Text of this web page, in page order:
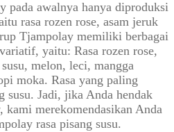
pada awalnya hanya diproduksi
rasa rozen rose, asam jeruk
Tjampolay memiliki berbagai
yaitu: Rasa rozen rose,
melon, leci, mangga
moka. Rasa yang paling
susu. Jadi, jika Anda hendak
merekomendasikan Anda
rasa pisang susu.